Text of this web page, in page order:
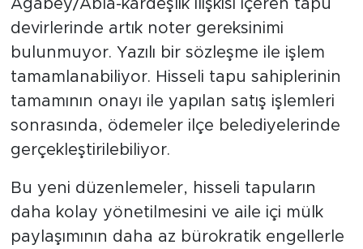
Ağabey/Abla-kardeşlik ilişkisi içeren tapu
devirlerinde artık noter gereksinimi
bulunmuyor. Yazılı bir sözleşme ile işlem
tamamlanabiliyor. Hisseli tapu sahiplerinin
tamamının onayı ile yapılan satış işlemleri
sonrasında, ödemeler ilçe belediyelerinde
gerçekleştirilebiliyor.
Bu yeni düzenlemeler, hisseli tapuların
daha kolay yönetilmesini ve aile içi mülk
paylaşımının daha az bürokratik engellerle